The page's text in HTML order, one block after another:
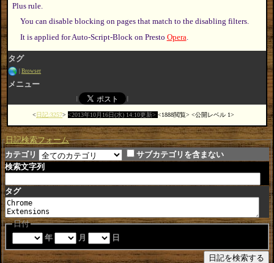
Plus rule.
You can disable blocking on pages that match to the disabling filters.
It is applied for Auto-Script-Block on Presto Opera
タグ
Browser
メニュー
日記:3257 2013年10月16日(水) 14:10更新 1888閲覧 公開レベル 1
日記検索フォーム
カテゴリ
サブカテゴリを含まない
検索文字列
タグ
日付
年
月 日